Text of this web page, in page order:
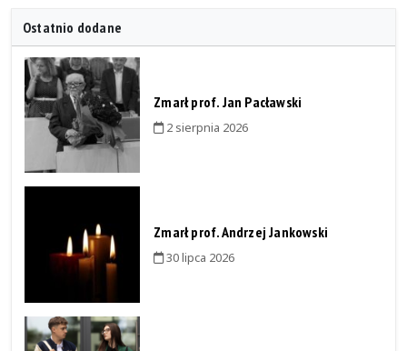
Ostatnio dodane
Zmarł prof. Jan Pacławski
2 sierpnia 2026
Zmarł prof. Andrzej Jankowski
30 lipca 2026